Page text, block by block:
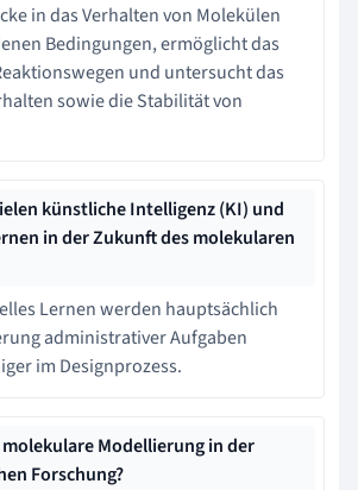
in das Verhalten von Molekülen
Bedingungen, ermöglicht das
und untersucht das
sowie die Stabilität von
künstliche Intelligenz (KI) und
in der Zukunft des molekularen
Lernen werden hauptsächlich
administrativer Aufgaben
im Designprozess.
Modellierung in der
Forschung?